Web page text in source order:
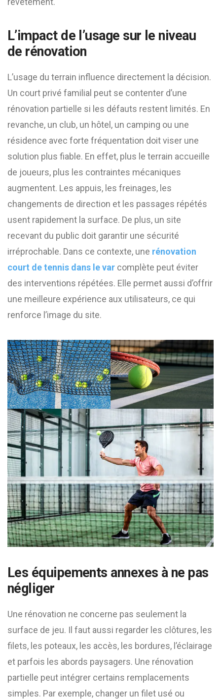
L’impact de l’usage sur le niveau
de rénovation
L’usage du terrain influence directement la décision.
Un court privé familial peut se contenter d’une
rénovation partielle si les défauts restent limités. En
revanche, un club, un hôtel, un camping ou une
résidence avec forte fréquentation doit viser une
solution plus fiable. En effet, plus le terrain accueille
de joueurs, plus les contraintes mécaniques
augmentent. Les appuis, les freinages, les
changements de direction et les passages répétés
usent rapidement la surface. De plus, un site
recevant du public doit garantir une sécurité
irréprochable. Dans ce contexte, une rénovation
court de tennis dans le var complète peut éviter
des interventions répétées. Elle permet aussi d’offrir
une meilleure expérience aux utilisateurs, ce qui
renforce l’image du site.
Les équipements annexes à ne pas
négliger
Une rénovation ne concerne pas seulement la
surface de jeu. Il faut aussi regarder les clôtures, les
filets, les poteaux, les accès, les bordures, l’éclairage
et parfois les abords paysagers. Une rénovation
partielle peut intégrer certains remplacements
simples. Par exemple, changer un filet usé ou